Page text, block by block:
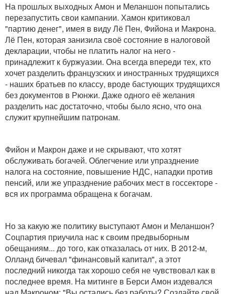
На прошлых выходных Амон и Меланшон попытались
перезапустить свои кампании. Хамон критиковал
"партию денег", имея в виду Лё Пен, Фийона и Макрона.
Лё Пен, которая занизила своё состояние в налоговой
декларации, чтобы не платить налог на него -
принадлежит к буржуазии. Она всегда впереди тех, кто
хочет разделить французских и иностранных трудящихся
- наших братьев по классу, вроде бастующих трудящихся
без документов в Рюнжи. Даже одного её желания
разделить нас достаточно, чтобы было ясно, что она
служит крупнейшим патронам.
Фийон и Макрон даже и не скрывают, что хотят
обслуживать богачей. Облегчение или упразднение
налога на состояние, повышение НДС, нападки против
пенсий, или же упразднение рабочих мест в госсекторе -
вся их программа обращена к богачам.
Но за какую же политику выступают Амон и Меланшон?
Соцпартия приучила нас к своим предвыборным
обещаниям... до того, как отказалась от них. В 2012-м,
Олланд бичевал "финансовый капитал", а этот
последний никогда так хорошо себя не чувствовал как в
последнее время. На митинге в Берси Амон издевался